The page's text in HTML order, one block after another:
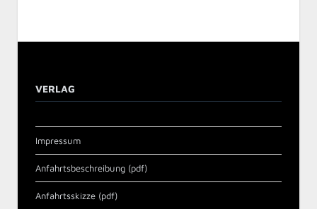
VERLAG
Impressum
Anfahrtsbeschreibung (pdf)
Anfahrtsskizze (pdf)